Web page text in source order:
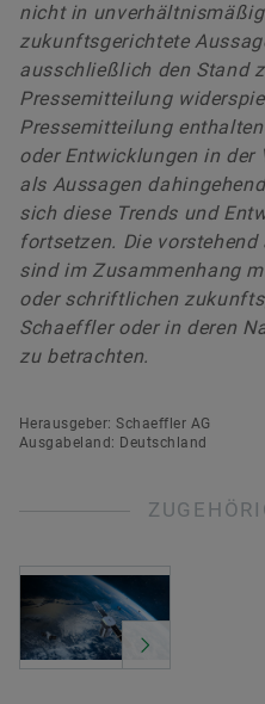
nicht in
zukunftsgerichtete
ausschließlich den Stand
Pressemitteilung
Pressemitteilung
oder Entwicklungen in
als Aussagen
sich diese Trends und
fortsetzen. Die
sind im Zusammenhang
oder schriftlichen
Schaeffler oder in deren
zu betrachten.
Herausgeber: Schaeffler AG
Ausgabeland: Deutschland